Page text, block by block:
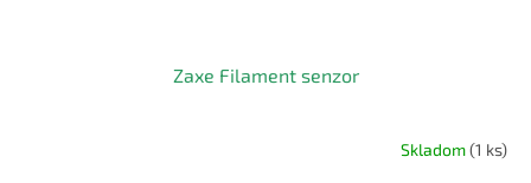
Zaxe Filament senzor
Skladom(1 ks)